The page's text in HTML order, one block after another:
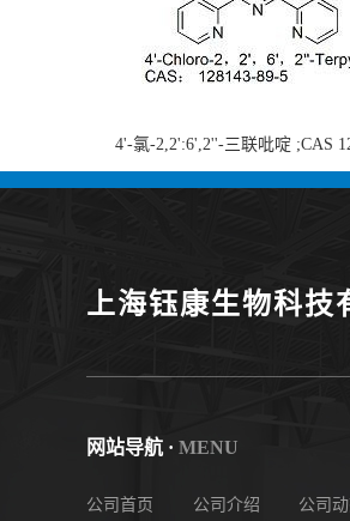
4'-氯-2,2':6',2''-三联吡啶 ;CAS
;4'-Chloro-2,2':6',2''-
上海钰康生物科技
网站导航 · MENU
公司首页 公司介绍 公司